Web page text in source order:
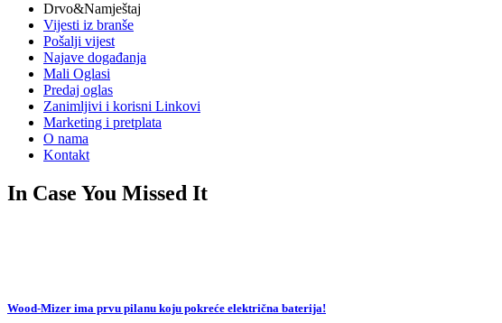
Drvo&Namještaj
Vijesti iz branše
Pošalji vijest
Najave događanja
Mali Oglasi
Predaj oglas
Zanimljivi i korisni Linkovi
Marketing i pretplata
O nama
Kontakt
In Case You Missed It
Wood-Mizer ima prvu pilanu koju pokreće električna baterija!